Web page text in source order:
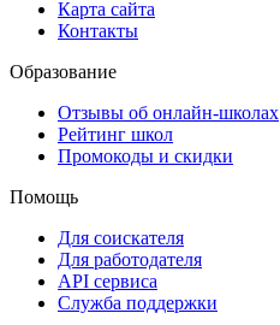
Карта сайта
Контакты
Образование
Отзывы об онлайн-школах
Рейтинг школ
Промокоды и скидки
Помощь
Для соискателя
Для работодателя
API сервиса
Служба поддержки